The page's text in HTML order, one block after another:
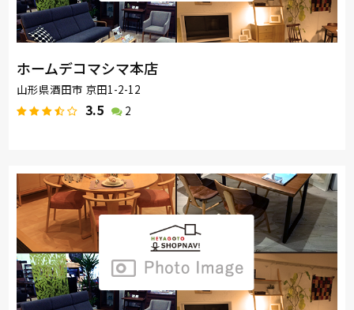
ホームデコマシマ本店
山形県酒田市 京田1-2-12
3.5 2